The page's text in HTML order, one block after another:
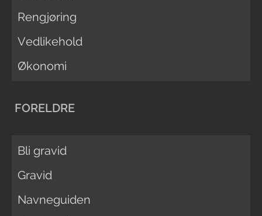
Rengjøring
Vedlikehold
Økonomi
FORELDRE
Bli gravid
Gravid
Navneguiden